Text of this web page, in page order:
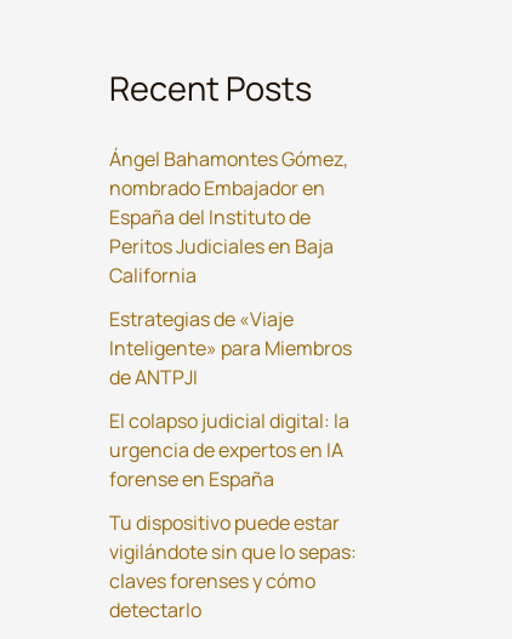
Recent Posts
Ángel Bahamontes Gómez,
nombrado Embajador en
España del Instituto de
Peritos Judiciales en Baja
California
Estrategias de «Viaje
Inteligente» para Miembros
de ANTPJI
El colapso judicial digital: la
urgencia de expertos en IA
forense en España
Tu dispositivo puede estar
vigilándote sin que lo sepas:
claves forenses y cómo
detectarlo